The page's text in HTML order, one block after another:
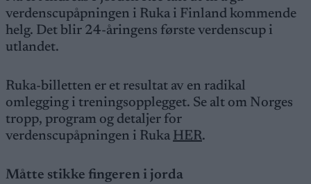
verdenscupåpningen i Ruka i Finland kommende
helg. Det blir 24-åringens første verdenscup i
utlandet.
Ruka-billetten er et resultat av en radikal
omlegging i treningsopplegget. Se alt om Norges
tropp, program og detaljer for
verdenscupåpningen i Ruka HER.
Måtte stikke fingeren i jorda